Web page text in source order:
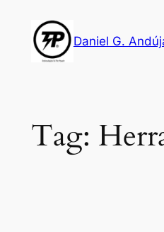
content
Daniel G.
Tag: